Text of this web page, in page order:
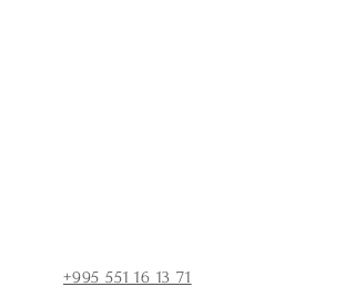
+995 551 16 13 71